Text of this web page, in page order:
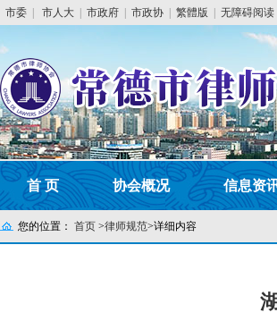
市委 市人大 市政府 市政协 繁體版 无障碍阅读
首 页 协会概况 信息资
您的位置： 首页 >律师规范>详细内容